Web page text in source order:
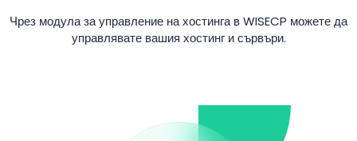
Чрез модула за управление на хостинга в WISECP можете да
управлявате вашия хостинг и сървъри.